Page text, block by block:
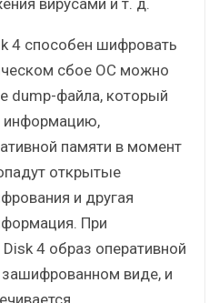
4 способен шифровать
сбое ОС можно
dump-файла, который
информацию,
памяти в момент
открытые
и другая
При
4 образ оперативной
зашифрованном виде, и